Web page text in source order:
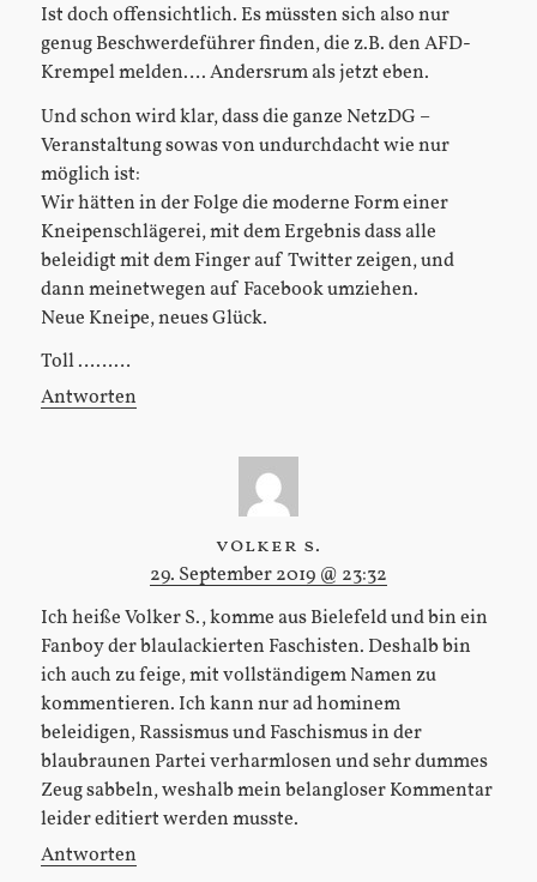
Ist doch offensichtlich. Es müssten sich also nur
genug Beschwerdeführer finden, die z.B. den AFD-
Krempel melden…. Andersrum als jetzt eben.
Und schon wird klar, dass die ganze NetzDG –
Veranstaltung sowas von undurchdacht wie nur
möglich ist:
Wir hätten in der Folge die moderne Form einer
Kneipenschlägerei, mit dem Ergebnis dass alle
beleidigt mit dem Finger auf Twitter zeigen, und
dann meinetwegen auf Facebook umziehen.
Neue Kneipe, neues Glück.
Toll ………
Antworten
volker s.
29. September 2019 @ 23:32
Ich heiße Volker S., komme aus Bielefeld und bin ein
Fanboy der blaulackierten Faschisten. Deshalb bin
ich auch zu feige, mit vollständigem Namen zu
kommentieren. Ich kann nur ad hominem
beleidigen, Rassismus und Faschismus in der
blaubraunen Partei verharmlosen und sehr dummes
Zeug sabbeln, weshalb mein belangloser Kommentar
leider editiert werden musste.
Antworten